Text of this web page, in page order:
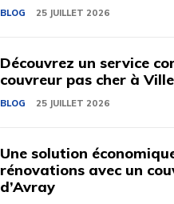
BLOG 25 JUILLET 2026
Découvrez un service
couvreur pas cher à
BLOG 25 JUILLET 2026
Une solution
rénovations avec un
d’Avray